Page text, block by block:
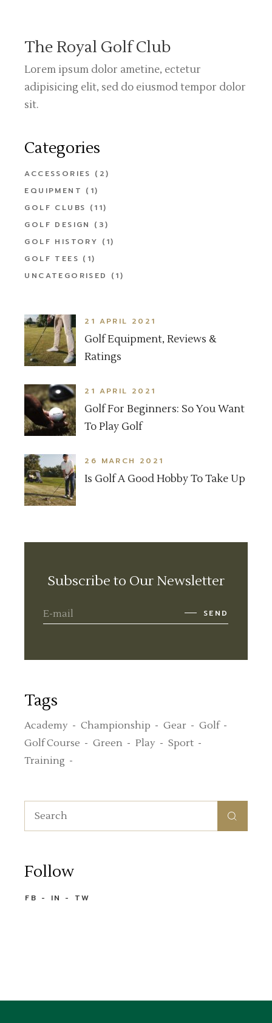
The Royal Golf Club
Lorem ipsum dolor ametine, ectetur
adipisicing elit, sed do eiusmod tempor dolor
sit.
Categories
ACCESSORIES (2)
EQUIPMENT (1)
GOLF CLUBS (11)
GOLF DESIGN
(3)
GOLF HISTORY (1)
GOLF TEES (1)
UNCATEGORISED
(1)
21 APRIL 2021
Golf Equipment, Reviews &
Ratings
21 APRIL 2021
Golf For Beginners: So You Want
To Play Golf
26 MARCH 2021
Is Golf A Good Hobby To Take Up
Subscribe to Our Newsletter
SEND
Tags
Academy Championship Gear
Golf
Golf Course
Green Play
Sport
Training
Follow
FB IN TW